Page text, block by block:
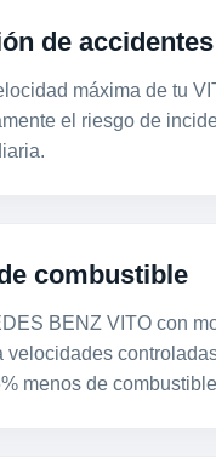
de accidentes
máxima de tu
el riesgo de
combustible
BENZ VITO con
velocidades
menos de